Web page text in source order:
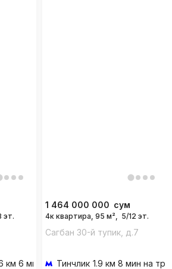
эт.
км 6 мин на транспорте
1 464 000 000 сум
4к квартира, 95 м², 5/12 эт.
Сагбан 30-й тупик, д.7
Тинчлик 1.9 км 8 мин на